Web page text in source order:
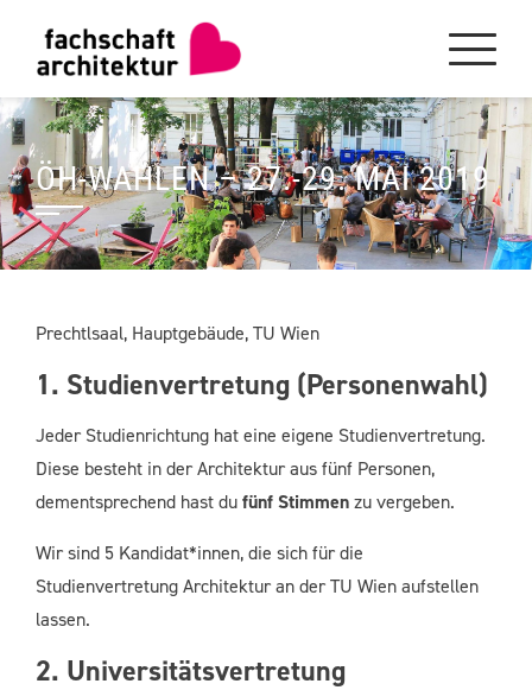
content
ÖH-WAHLEN – 27.-29. MAI 2019
Prechtlsaal, Hauptgebäude, TU Wien
1. Studienvertretung (Personenwahl)
Jeder Studienrichtung hat eine eigene Studienvertretung.
Diese besteht in der Architektur aus fünf Personen,
dementsprechend hast dufünf Stimmenzu vergeben.
Wir sind 5 Kandidat*innen, die sich für die
Studienvertretung Architektur an der TU Wien aufstellen
lassen.
2. Universitätsvertretung